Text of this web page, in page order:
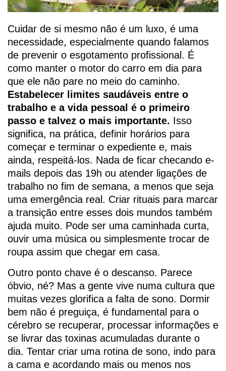
Cuidar de si mesmo não é um luxo, é uma
necessidade, especialmente quando falamos
de prevenir o esgotamento profissional. É
como manter o motor do carro em dia para
que ele não pare no meio do caminho.
Estabelecer limites saudáveis entre o
trabalho e a vida pessoal é o primeiro
passo e talvez o mais importante. Isso
significa, na prática, definir horários para
começar e terminar o expediente e, mais
ainda, respeitá-los. Nada de ficar checando e-
mails depois das 19h ou atender ligações de
trabalho no fim de semana, a menos que seja
uma emergência real. Criar rituais para marcar
a transição entre esses dois mundos também
ajuda muito. Pode ser uma caminhada curta,
ouvir uma música ou simplesmente trocar de
roupa assim que chegar em casa.
Outro ponto chave é o descanso. Parece
óbvio, né? Mas a gente vive numa cultura que
muitas vezes glorifica a falta de sono. Dormir
bem não é preguiça, é fundamental para o
cérebro se recuperar, processar informações e
se livrar das toxinas acumuladas durante o
dia. Tentar criar uma rotina de sono, indo para
a cama e acordando mais ou menos nos